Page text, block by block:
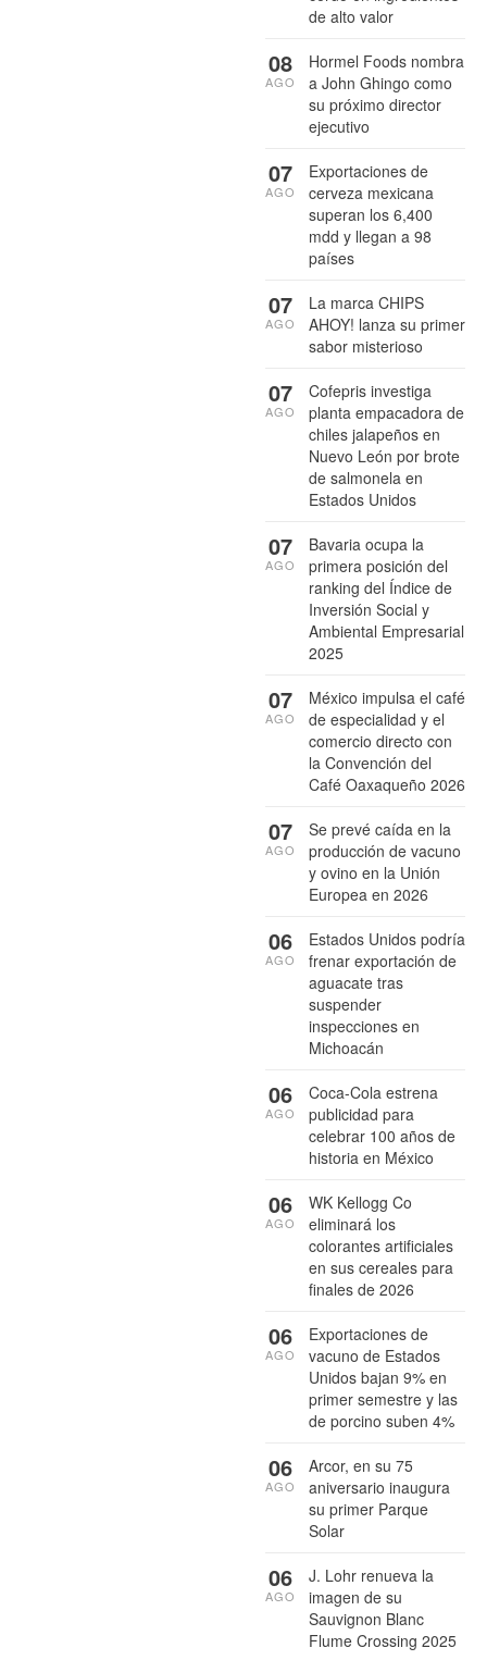
de alto valor
Hormel Foods nombra
a John Ghingo como
su próximo director
ejecutivo
08
AGO
Exportaciones de
cerveza mexicana
superan los 6,400
mdd y llegan a 98
países
07
AGO
La marca CHIPS
AHOY! lanza su primer
sabor misterioso
07
AGO
Cofepris investiga
planta empacadora de
chiles jalapeños en
Nuevo León por brote
de salmonela en
Estados Unidos
07
AGO
Bavaria ocupa la
primera posición del
ranking del Índice de
Inversión Social y
Ambiental Empresarial
2025
07
AGO
México impulsa el café
de especialidad y el
comercio directo con
la Convención del
Café Oaxaqueño 2026
07
AGO
Se prevé caída en la
producción de vacuno
y ovino en la Unión
Europea en 2026
07
AGO
Estados Unidos podría
frenar exportación de
aguacate tras
suspender
inspecciones en
Michoacán
06
AGO
Coca-Cola estrena
publicidad para
celebrar 100 años de
historia en México
06
AGO
WK Kellogg Co
eliminará los
colorantes artificiales
en sus cereales para
finales de 2026
06
AGO
Exportaciones de
vacuno de Estados
Unidos bajan 9% en
primer semestre y las
de porcino suben 4%
06
AGO
Arcor, en su 75
aniversario inaugura
su primer Parque
Solar
06
AGO
J. Lohr renueva la
imagen de su
Sauvignon Blanc
Flume Crossing 2025
06
AGO